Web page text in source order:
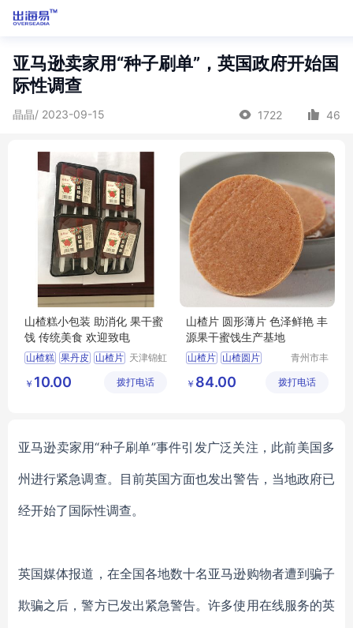
亚马逊卖家用“种子刷单”，英国政府开始国
际性调查
晶晶/ 2023-09-15 1722 46
山楂糕小包装 助消化 果干蜜
饯 传统美食 欢迎致电
山楂糕 果丹皮
山楂片 天津锦虹
公司
￥ 10.00 拨打电话
山楂片 圆形薄片 色泽鲜艳 丰
源果干蜜饯生产基地
山楂片 山楂圆片
青州市丰
￥ 84.00 拨打电话
亚马逊卖家用“种子刷单”事件引发广泛关注，此前美国多
州进行紧急调查。目前英国方面也发出警告，当地政府已
经开始了国际性调查。
英国媒体报道， 在全国各地数十名亚马逊购物者遭到骗子
欺骗之后，警方已发出紧急警告。许多使用在线服务的英